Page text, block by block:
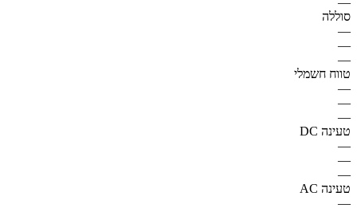
סוללה
—
—
—
טווח חשמלי
—
—
—
טעינה DC
—
—
—
טעינה AC
—